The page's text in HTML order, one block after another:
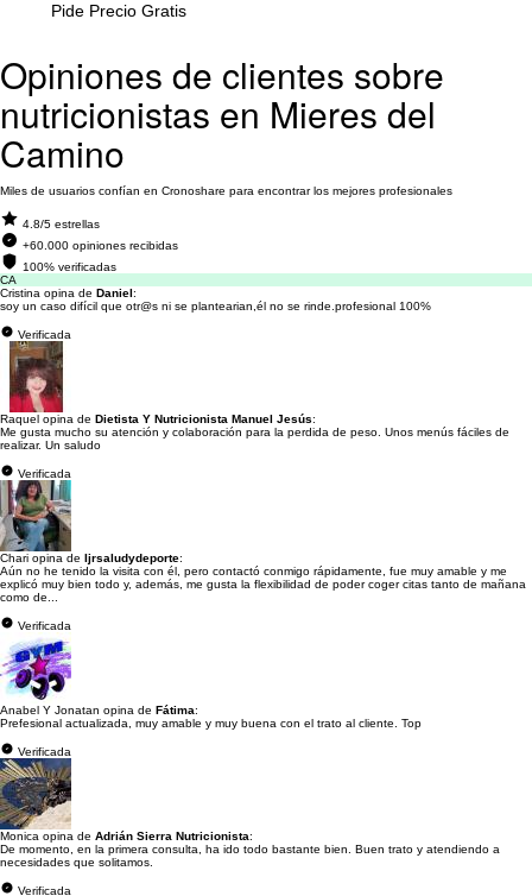
Pide Precio Gratis
Opiniones de clientes sobre
nutricionistas en Mieres del
Camino
Miles de usuarios confían en Cronoshare para encontrar los mejores profesionales
4.8/5 estrellas
+60.000 opiniones recibidas
100% verificadas
CA
Cristina opina de Daniel:
soy un caso difícil que otr@s ni se plantearian,él no se rinde.profesional 100%
Verificada
Raquel opina de Dietista Y Nutricionista Manuel Jesús:
Me gusta mucho su atención y colaboración para la perdida de peso. Unos menús fáciles de
realizar. Un saludo
Verificada
Chari opina de Ijrsaludydeporte:
Aún no he tenido la visita con él, pero contactó conmigo rápidamente, fue muy amable y me
explicó muy bien todo y, además, me gusta la flexibilidad de poder coger citas tanto de mañana
como de...
Verificada
Anabel Y Jonatan opina de Fátima:
Prefesional actualizada, muy amable y muy buena con el trato al cliente. Top
Verificada
Monica opina de Adrián Sierra Nutricionista:
De momento, en la primera consulta, ha ido todo bastante bien. Buen trato y atendiendo a
necesidades que solitamos.
Verificada